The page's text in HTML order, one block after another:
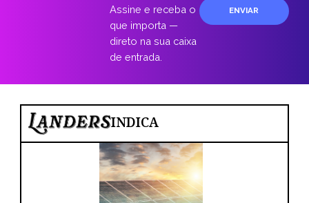
Assine e receba o
que importa —
direto na sua caixa
de entrada.
ENVIAR
INDICA